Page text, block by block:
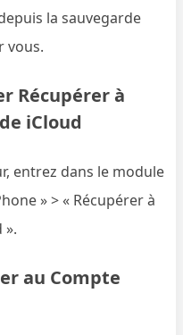
la sauvegarde
vous.
Récupérer à
iCloud
entrez dans le module
» > « Récupérer à
».
au Compte